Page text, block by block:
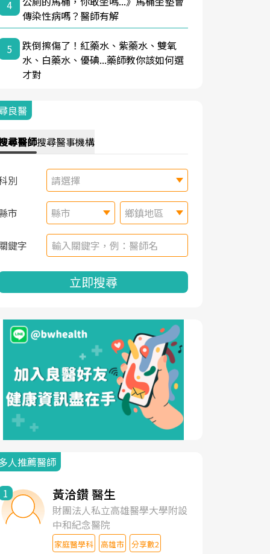
4
傳染性病嗎？醫師有解
5
跌倒擦傷了！紅藥水、紫藥水、雙氧
水、白藥水、優碘...藥師教你該如何選
才對
良醫
尋醫師搜尋醫事機構
別 請選擇
市 縣市 鄉鎮地區
鍵字
立即搜尋
人推薦醫師
1 黃洽鑽 醫生
財團法人私立高雄醫學大學附設
中和紀念醫院
家庭醫學科 高雄市 分享數2